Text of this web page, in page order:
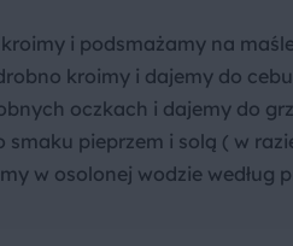
i podsmażamy na
kroimy i dajemy do
oczkach i dajemy do
pieprzem i solą ( w
w osolonej wodzie według